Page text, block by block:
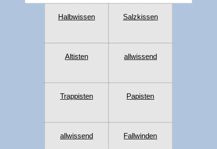
Halbwissen Salzkissen
Altisten allwissend
Trappisten Papisten
allwissend Fallwinden